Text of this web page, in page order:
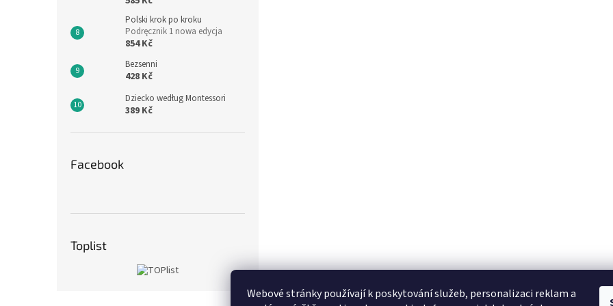
Webové stránky používají k poskytování služeb, personalizaci reklam a
Polski krok po kroku
Podręcznik 1 nowa edycja
854 Kč
Bezsenni
428 Kč
Dziecko według Montessori
389 Kč
Facebook
Toplist